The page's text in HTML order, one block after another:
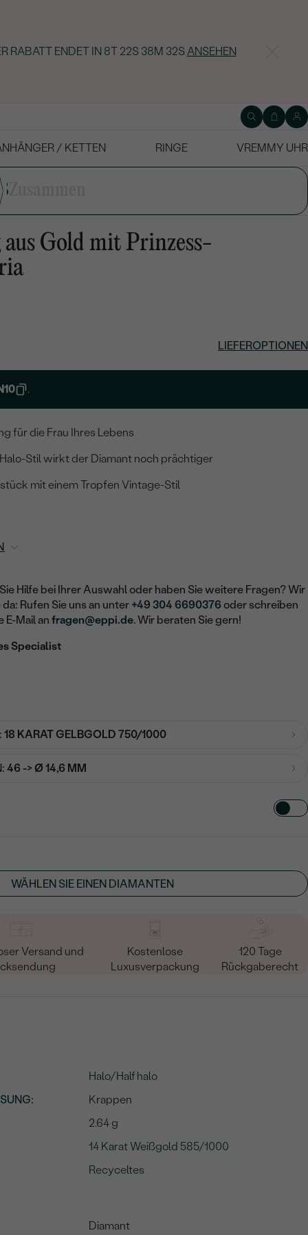
RABATT ENDET IN 8T 22S 38M 31S ANSEHEN
/ KETTEN RINGE VREMMY UHR
3
Gold mit Prinzess-
LIEFEROPTIONEN
.
für die Frau Ihres Lebens
Stil wirkt der Diamant noch prächtiger
mit einem Tropfen Vintage-Stil
Hilfe bei Ihrer Auswahl oder haben Sie weitere Fragen? Wir
Rufen Sie uns an unter +49 304 6690376 oder schreiben
E-Mail anfragen@eppi.de. Wir beraten Sie gern!
Specialist
18 KARAT GELBGOLD 750/1000
46 -> Ø 14,6 MM
WÄHLEN SIE EINEN DIAMANTEN
Versand und
Kostenlose
Luxusverpackung
120 Tage
Rückgaberecht
Halo/Half halo
:
Krappen
2.64 g
14 Karat Weißgold 585/1000
Recyceltes
Diamant